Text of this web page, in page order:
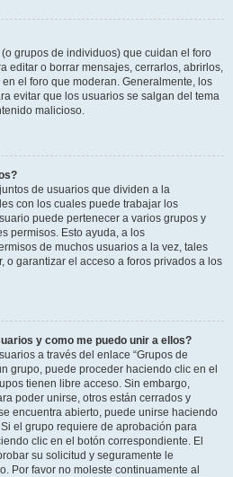
grupos de individuos) que cuidan el foro
editar o borrar mensajes, cerrarlos, abrirlos,
el foro que moderan. Generalmente, los
evitar que los usuarios se salgan del tema
malicioso.
de usuarios que dividen a la
con los cuales puede trabajar los
puede pertenecer a varios grupos y
permisos. Esto ayuda, a los
de muchos usuarios a la vez, tales
o garantizar el acceso a foros privados a los
y como me puedo unir a ellos?
a través del enlace “Grupos de
grupo, puede proceder haciendo clic en el
tienen libre acceso. Sin embargo,
poder unirse, otros están cerrados y
encuentra abierto, puede unirse haciendo
el grupo requiere de aprobación para
clic en el botón correspondiente. El
su solicitud y seguramente le
Por favor no moleste continuamente al